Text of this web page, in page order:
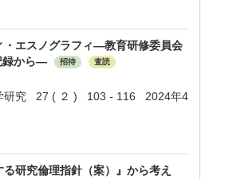
・エスノグラフィ—教育研修委員会
録から—
招待 査読
研究 27 ( ２ ) 103 - 116 2024年4
る研究倫理指針（案）』から考え